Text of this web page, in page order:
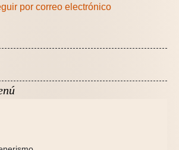
por correo electrónico